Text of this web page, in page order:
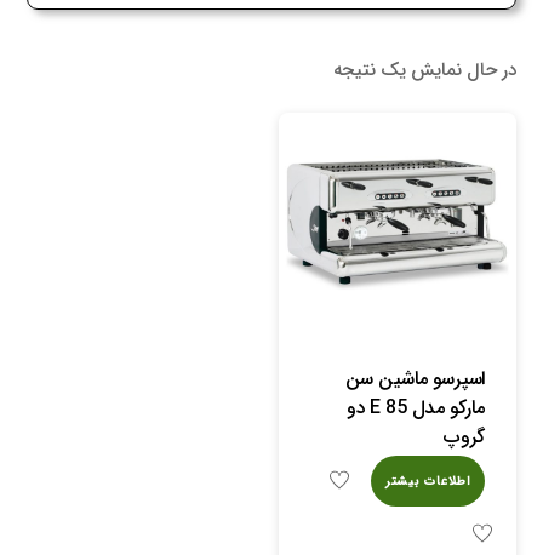
در حال نمایش یک نتیجه
اسپرسو ماشین سن
مارکو مدل E 85 دو
گروپ
اطلاعات بیشتر